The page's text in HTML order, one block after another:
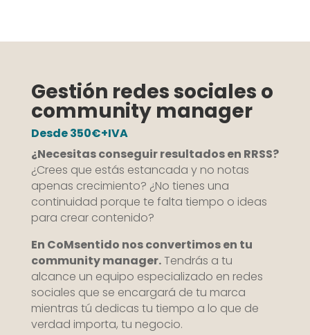
Gestión redes sociales o
community manager
Desde 350€+IVA
¿Necesitas conseguir resultados en RRSS?
¿Crees que estás estancada y no notas
apenas crecimiento? ¿No tienes una
continuidad porque te falta tiempo o ideas
para crear contenido?
En CoMsentido nos convertimos en tu
community manager.Tendrás a tu
alcance un equipo especializado en redes
sociales que se encargará de tu marca
mientras tú dedicas tu tiempo a lo que de
verdad importa, tu negocio.